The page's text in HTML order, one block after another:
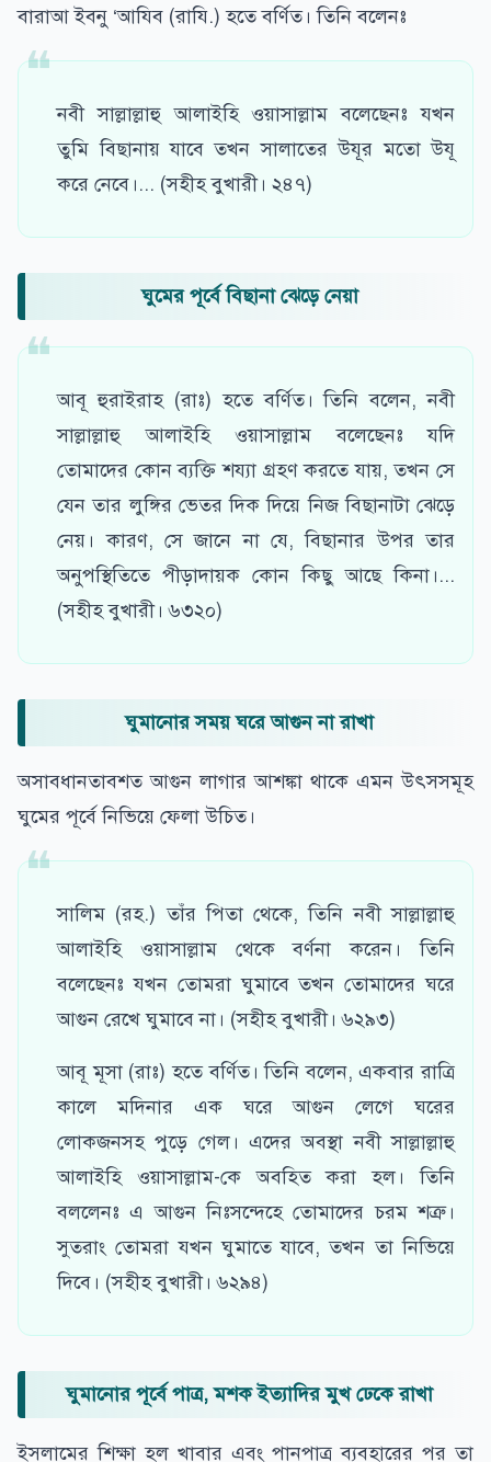
বারাআ ইবনু ‘আযিব (রাযি.) হতে বর্ণিত। তিনি বলেনঃ
নবী সাল্লাল্লাহু আলাইহি ওয়াসাল্লাম বলেছেনঃ যখন
তুমি বিছানায় যাবে তখন সালাতের উযূর মতো উযূ
করে নেবে।... (সহীহ বুখারী। ২৪৭)
ঘুমের পূর্বে বিছানা ঝেড়ে নেয়া
আবূ হুরাইরাহ (রাঃ) হতে বর্ণিত। তিনি বলেন, নবী
সাল্লাল্লাহু আলাইহি ওয়াসাল্লাম বলেছেনঃ যদি
তোমাদের কোন ব্যক্তি শয্যা গ্রহণ করতে যায়, তখন সে
যেন তার লুঙ্গির ভেতর দিক দিয়ে নিজ বিছানাটা ঝেড়ে
নেয়। কারণ, সে জানে না যে, বিছানার উপর তার
অনুপস্থিতিতে পীড়াদায়ক কোন কিছু আছে কিনা।...
(সহীহ বুখারী। ৬৩২০)
ঘুমানোর সময় ঘরে আগুন না রাখা
অসাবধানতাবশত আগুন লাগার আশঙ্কা থাকে এমন উৎসসমূহ
ঘুমের পূর্বে নিভিয়ে ফেলা উচিত।
সালিম (রহ.) তাঁর পিতা থেকে, তিনি নবী সাল্লাল্লাহু
আলাইহি ওয়াসাল্লাম থেকে বর্ণনা করেন। তিনি
বলেছেনঃ যখন তোমরা ঘুমাবে তখন তোমাদের ঘরে
আগুন রেখে ঘুমাবে না। (সহীহ বুখারী। ৬২৯৩)
আবূ মূসা (রাঃ) হতে বর্ণিত। তিনি বলেন, একবার রাত্রি
কালে মদিনার এক ঘরে আগুন লেগে ঘরের
লোকজনসহ পুড়ে গেল। এদের অবস্থা নবী সাল্লাল্লাহু
আলাইহি ওয়াসাল্লাম-কে অবহিত করা হল। তিনি
বললেনঃ এ আগুন নিঃসন্দেহে তোমাদের চরম শত্রু।
সুতরাং তোমরা যখন ঘুমাতে যাবে, তখন তা নিভিয়ে
দিবে। (সহীহ বুখারী। ৬২৯৪)
ঘুমানোর পূর্বে পাত্র, মশক ইত্যাদির মুখ ঢেকে রাখা
ইসলামের শিক্ষা হল খাবার এবং পানপাত্র ব্যবহারের পর তা